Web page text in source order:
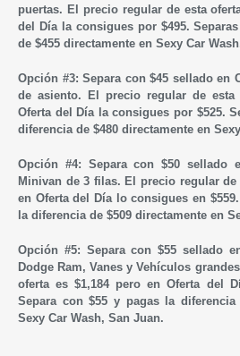
puertas. El precio regular de esta
del Día la consigues por $495.
de $455 directamente en Sexy Car
Opción #3: Separa con $45 sellado en
de asiento. El precio regular de esta
Oferta del Día la consigues por $525.
diferencia de $480 directamente en
Opción #4: Separa con $50 sellado
Minivan de 3 filas. El precio regular de
en Oferta del Día lo consigues en
la diferencia de $509 directamente en
Opción #5: Separa con $55 sellado
Dodge Ram, Vanes y Vehículos
oferta es $1,184 pero en Oferta del
Separa con $55 y pagas la
Sexy Car Wash, San Juan.